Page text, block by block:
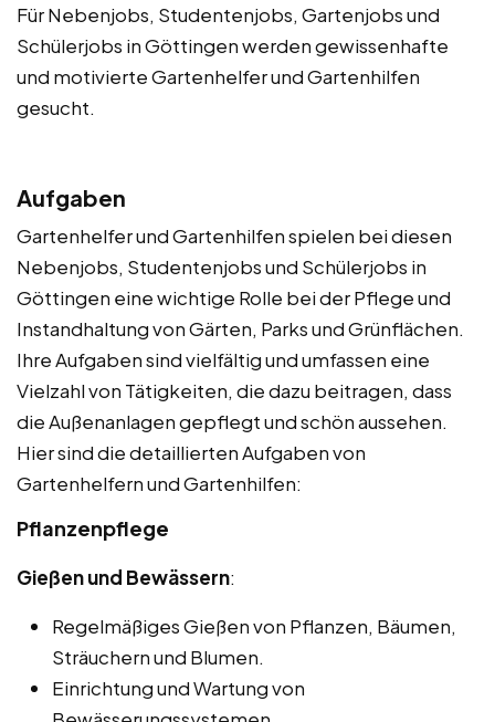
Für Nebenjobs, Studentenjobs, Gartenjobs und
Schülerjobs in Göttingen werden gewissenhafte
und motivierte Gartenhelfer und Gartenhilfen
gesucht.
Aufgaben
Gartenhelfer und Gartenhilfen spielen bei diesen
Nebenjobs, Studentenjobs und Schülerjobs in
Göttingen eine wichtige Rolle bei der Pflege und
Instandhaltung von Gärten, Parks und Grünflächen.
Ihre Aufgaben sind vielfältig und umfassen eine
Vielzahl von Tätigkeiten, die dazu beitragen, dass
die Außenanlagen gepflegt und schön aussehen.
Hier sind die detaillierten Aufgaben von
Gartenhelfern und Gartenhilfen:
Pflanzenpflege
Gießen und Bewässern:
Regelmäßiges Gießen von Pflanzen, Bäumen,
Sträuchern und Blumen.
Einrichtung und Wartung von